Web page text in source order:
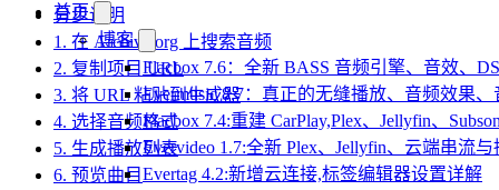
首页
博客
Flacbox 7.6：全新 BASS 音频引擎、音效、
Evermusic 8.7：真正的无缝播放、音频效果
Flacbox 7.4:重建 CarPlay,Plex、Jellyfin、
Evervideo 1.7:全新 Plex、Jellyfin、云端串流
Evertag 4.2:新增云连接,标签编辑器设置详解
分步说明
1. 在 Archive.org 上搜索音频
2. 复制项目 URL
3. 将 URL 粘贴到生成器
4. 选择音频格式
5. 生成播放列表
6. 预览曲目